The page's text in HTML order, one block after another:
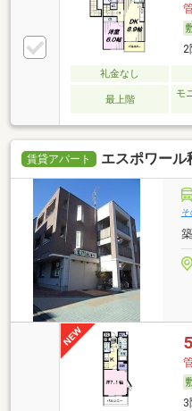
2
礼金なし
最上階
モ
賃貸アパート エスポワール